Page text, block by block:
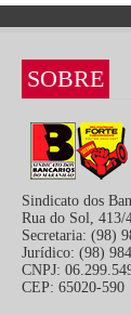
SOBRE
Sindicato dos
Rua do Sol,
Secretaria: (98)
Jurídico: (98)
CNPJ:
CEP: 65020-590